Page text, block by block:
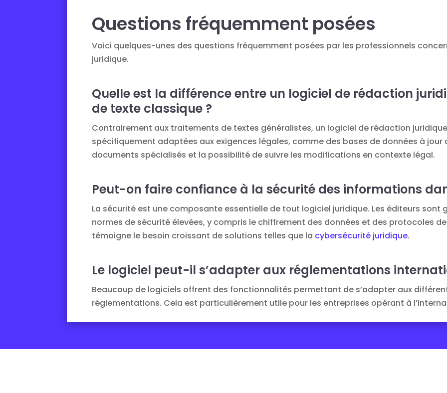
Questions fréquemment posées
Voici quelques-unes des questions fréquemment posées par les professionnels
juridique.
Quelle est la différence entre un logiciel de rédaction
de texte classique ?
Contrairement aux traitements de textes généralistes, un logiciel de rédaction
spécifiquement adaptées aux exigences légales, comme des bases de données à jour
documents spécialisés et la possibilité de suivre les modifications en contexte légal.
Peut-on faire confiance à la sécurité des informations
La sécurité est une composante essentielle de tout logiciel juridique. Les éditeurs sont
normes de sécurité élevées, y compris le chiffrement des données et des protocoles
témoigne le besoin croissant de solutions telles que la cybersécurité juridique.
Le logiciel peut-il s’adapter aux réglementations
Beaucoup de logiciels offrent des fonctionnalités permettant de s’adapter aux
réglementations. Cela est particulièrement utile pour les entreprises opérant à